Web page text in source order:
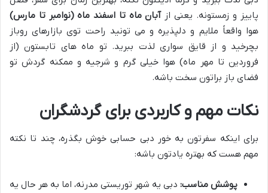
پاییز و زمستونه. یعنی ازآبان ماه تا اسفند ماه (نوامبر تا مارس)
هوا واقعاً ملایم و دلپذیره و می تونید راحت توی بازارهای روباز
بچرخید و از قایق سواری لذت ببرید. تو ماه های تابستون (از
فروردین تا مهر ماه) هوا خیلی گرم و شرجیه و ممکنه گردش تو
فضای باز براتون سخت باشه.
نکات مهم و کاربردی برای گردشگران
برای اینکه سفرتون به خور دبی حسابی خوش بگذره، چند تا نکته
مهم هست که بهتره یادتون باشه:
پوشش مناسب: دبی یه شهر توریستی مدرنه، اما به هر حال یه